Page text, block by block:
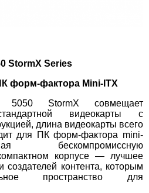
StormX Series
форм-фактора Mini-ITX
StormX совмещает
видеокарты с
длина видеокарты всего
для ПК форм-фактора mini-
бескомпромиссную
корпусе — лучшее
контента, которым
пространство для